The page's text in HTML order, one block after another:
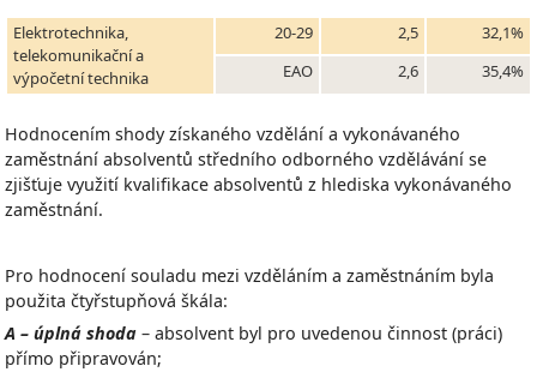
Elektrotechnika,
telekomunikační a
výpočetní technika
20-29 2,5
32,1%
EAO
2,6 35,4%
Hodnocením shody získaného vzdělání a vykonávaného
zaměstnání absolventů středního odborného vzdělávání se
zjišťuje využití kvalifikace absolventů z hlediska vykonávaného
zaměstnání.
Pro hodnocení souladu mezi vzděláním a zaměstnáním byla
použita čtyřstupňová škála:
A – úplná shoda – absolvent byl pro uvedenou činnost (práci)
přímo připravován;